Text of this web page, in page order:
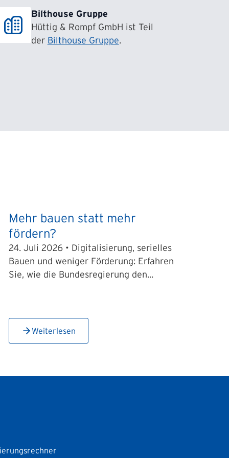
Bilthouse Gruppe
Hüttig & Rompf GmbH ist Teil
der Bilthouse Gruppe.
Mehr bauen statt mehr
fördern?
24. Juli 2026 • Digitalisierung, serielles
Bauen und weniger Förderung: Erfahren
Sie, wie die Bundesregierung den...
Weiterlesen